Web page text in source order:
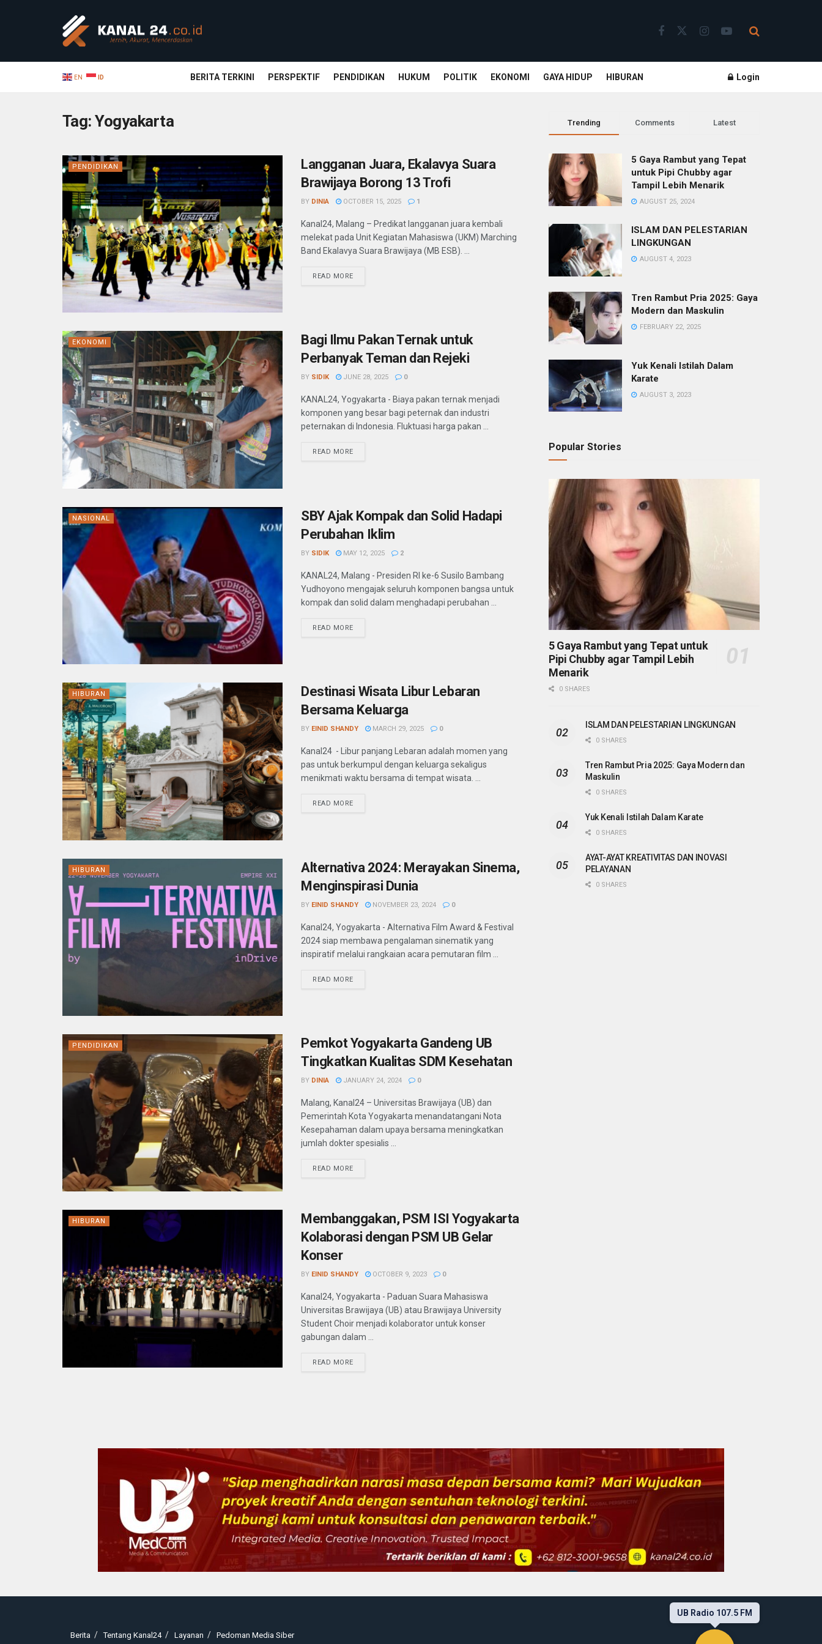
EN ID BERITA TERKINI PERSPEKTIF PENDIDIKAN HUKUM POLITIK EKONOMI GAYA HIDUP HIBURAN Login
Tag:Yogyakarta
PENDIDIKAN
Langganan Juara, Ekalavya Suara
Brawijaya Borong 13 Trofi
BY DINIA OCTOBER 15, 2025 1
Kanal24, Malang – Predikat langganan juara kembali
melekat pada Unit Kegiatan Mahasiswa (UKM) Marching
Band Ekalavya Suara Brawijaya (MB ESB). ...
READ MORE
EKONOMI
Bagi Ilmu Pakan Ternak untuk
Perbanyak Teman dan Rejeki
BY SIDIK JUNE 28, 2025 0
KANAL24, Yogyakarta - Biaya pakan ternak menjadi
komponen yang besar bagi peternak dan industri
peternakan di Indonesia. Fluktuasi harga pakan ...
READ MORE
NASIONAL
SBY Ajak Kompak dan Solid Hadapi
Perubahan Iklim
BY SIDIK MAY 12, 2025 2
KANAL24, Malang - Presiden RI ke-6 Susilo Bambang
Yudhoyono mengajak seluruh komponen bangsa untuk
kompak dan solid dalam menghadapi perubahan ...
READ MORE
HIBURAN
Destinasi Wisata Libur Lebaran
Bersama Keluarga
BY EINID SHANDY MARCH 29, 2025 0
Kanal24 - Libur panjang Lebaran adalah momen yang
pas untuk berkumpul dengan keluarga sekaligus
menikmati waktu bersama di tempat wisata. ...
READ MORE
HIBURAN
Alternativa 2024: Merayakan Sinema,
Menginspirasi Dunia
BY EINID SHANDY NOVEMBER 23, 2024 0
Kanal24, Yogyakarta - Alternativa Film Award & Festival
2024 siap membawa pengalaman sinematik yang
inspiratif melalui rangkaian acara pemutaran film ...
READ MORE
PENDIDIKAN
Pemkot Yogyakarta Gandeng UB
Tingkatkan Kualitas SDM Kesehatan
BY DINIA JANUARY 24, 2024 0
Malang, Kanal24 – Universitas Brawijaya (UB) dan
Pemerintah Kota Yogyakarta menandatangani Nota
Kesepahaman dalam upaya bersama meningkatkan
jumlah dokter spesialis ...
READ MORE
HIBURAN
Membanggakan, PSM ISI Yogyakarta
Kolaborasi dengan PSM UB Gelar
Konser
BY EINID SHANDY OCTOBER 9, 2023 0
Kanal24, Yogyakarta - Paduan Suara Mahasiswa
Universitas Brawijaya (UB) atau Brawijaya University
Student Choir menjadi kolaborator untuk konser
gabungan dalam ...
READ MORE
Trending Comments Latest
5 Gaya Rambut yang Tepat
untuk Pipi Chubby agar
Tampil Lebih Menarik
AUGUST 25, 2024
ISLAM DAN PELESTARIAN
LINGKUNGAN
AUGUST 4, 2023
Tren Rambut Pria 2025: Gaya
Modern dan Maskulin
FEBRUARY 22, 2025
Yuk Kenali Istilah Dalam
Karate
AUGUST 3, 2023
Popular Stories
5 Gaya Rambut yang Tepat untuk
Pipi Chubby agar Tampil Lebih
Menarik
0 SHARES
ISLAM DAN PELESTARIAN LINGKUNGAN
0 SHARES
Tren Rambut Pria 2025: Gaya Modern dan
Maskulin
0 SHARES
Yuk Kenali Istilah Dalam Karate
0 SHARES
AYAT-AYAT KREATIVITAS DAN INOVASI
PELAYANAN
0 SHARES
UB Radio 107.5 FM
Berita Tentang Kanal24 Layanan Pedoman Media Siber